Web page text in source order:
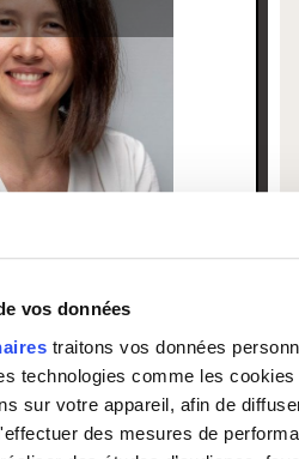
vos données
traitons vos données
technologies comme les
sur votre appareil, afin de
des mesures de
de 30
les entreprises dans
projet d’externalisation.